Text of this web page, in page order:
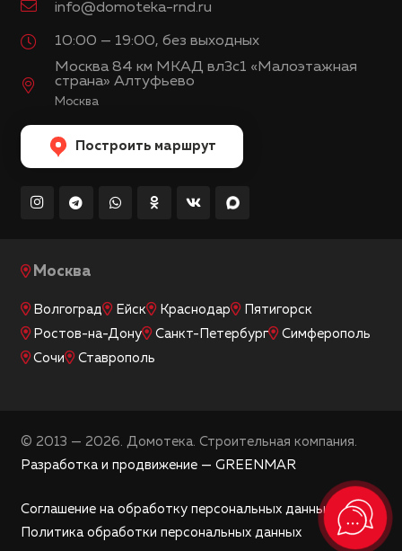
info@domoteka-rnd.ru
10:00 — 19:00, без выходных
Москва 84 км МКАД вл3с1 «Малоэтажная
страна» Алтуфьево
Москва
Построить маршрут
Москва
Волгоград Ейск Краснодар
Пятигорск
Ростов-на-Дону
Санкт-Петербург
Симферополь
Сочи
Ставрополь
© 2013 — 2026. Домотека. Строительная компания.
Разработка и продвижение — GREENMAR
Соглашение на обработку персональных данных
Политика обработки персональных данных